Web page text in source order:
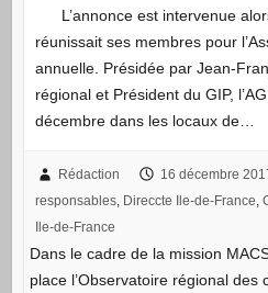
L’annonce est intervenue
réunissait ses membres pour
annuelle. Présidée par Jean-
régional et Président du GIP,
décembre dans les locaux de…
Rédaction 16 décembre
responsables, Direccte Ile-de-France,
Ile-de-France
Dans le cadre de la mission
place l’Observatoire régional des